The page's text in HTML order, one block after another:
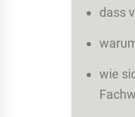
dass
wie